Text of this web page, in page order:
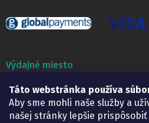
Táto webstránka používa
Aby sme mohli naše služby a
našej stránky lepšie
Výdajné miesto
Lekáreň ADONAI
Košice – Smetanova 2
Pondelok:
07.30 – 15.30 h.